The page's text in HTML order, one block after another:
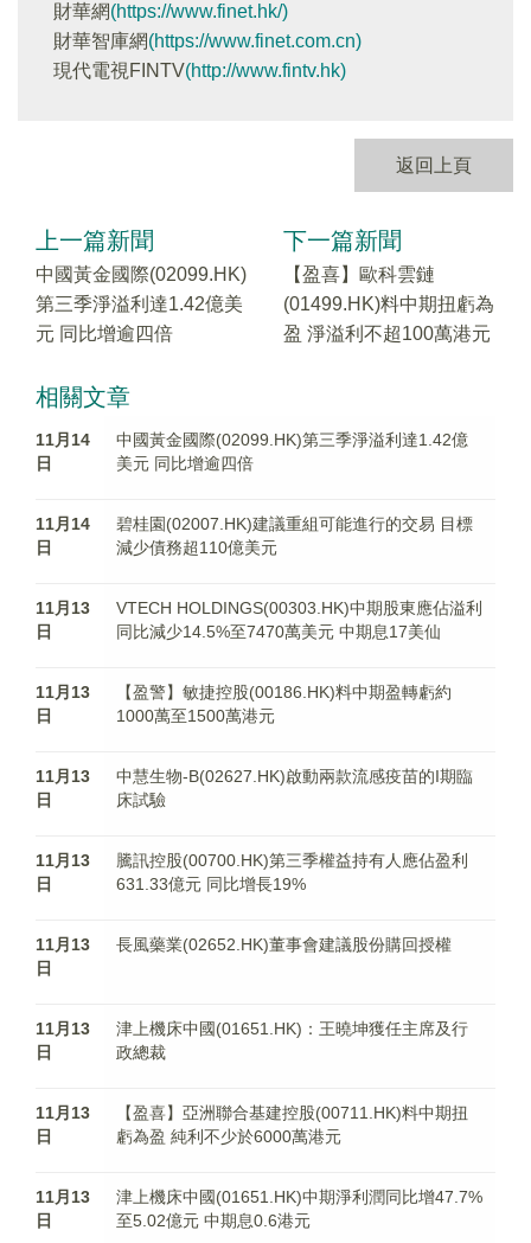
財華網(https://www.finet.hk/)
財華智庫網(https://www.finet.com.cn)
現代電視FINTV(http://www.fintv.hk)
返回上頁
上一篇新聞
中國黃金國際(02099.HK)
第三季淨溢利達1.42億美
元 同比增逾四倍
下一篇新聞
【盈喜】歐科雲鏈
(01499.HK)料中期扭虧為
盈 淨溢利不超100萬港元
相關文章
11月14
日
中國黃金國際(02099.HK)第三季淨溢利達1.42億
美元 同比增逾四倍
11月14
日
碧桂園(02007.HK)建議重組可能進行的交易 目標
減少債務超110億美元
11月13
日
VTECH HOLDINGS(00303.HK)中期股東應佔溢利
同比減少14.5%至7470萬美元 中期息17美仙
11月13
日
【盈警】敏捷控股(00186.HK)料中期盈轉虧約
1000萬至1500萬港元
11月13
日
中慧生物-B(02627.HK)啟動兩款流感疫苗的I期臨
床試驗
11月13
日
騰訊控股(00700.HK)第三季權益持有人應佔盈利
631.33億元 同比增長19%
11月13
日
長風藥業(02652.HK)董事會建議股份購回授權
11月13
日
津上機床中國(01651.HK)：王曉坤獲任主席及行
政總裁
11月13
日
【盈喜】亞洲聯合基建控股(00711.HK)料中期扭
虧為盈 純利不少於6000萬港元
11月13
日
津上機床中國(01651.HK)中期淨利潤同比增47.7%
至5.02億元 中期息0.6港元